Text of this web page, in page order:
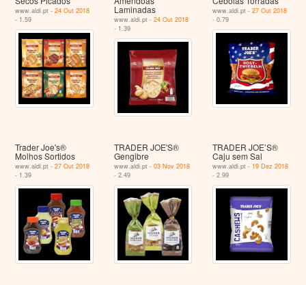
www.aldi.pt -24 Out 2018
- 1.59
Laminadas
www.aldi.pt - 24 Out 2018
- 1.39
www.aldi.pt -27 Out 2018
- 0.79
Trader Joe's®
Molhos Sortidos
www.aldi.pt -27 Out 2018
- 1.39
TRADER JOE'S®
Gengibre
www.aldi.pt - 03 Nov 2018
- 2.49
TRADER JOE’S®
Caju sem Sal
www.aldi.pt - 19 Dez 2018
- 2.99